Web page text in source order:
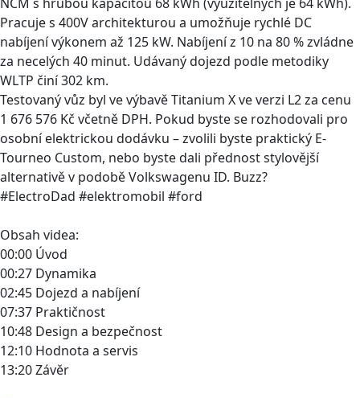
Pracuje s 400V architekturou a umožňuje rychlé DC
nabíjení výkonem až 125 kW. Nabíjení z 10 na 80 % zvládne
za necelých 40 minut. Udávaný dojezd podle metodiky
WLTP činí 302 km.
Testovaný vůz byl ve výbavě Titanium X ve verzi L2 za cenu
1 676 576 Kč včetně DPH. Pokud byste se rozhodovali pro
osobní elektrickou dodávku – zvolili byste praktický E-
Tourneo Custom, nebo byste dali přednost stylovější
alternativě v podobě Volkswagenu ID. Buzz?
#ElectroDad #elektromobil #ford
Obsah videa:
00:00 Úvod
00:27 Dynamika
02:45 Dojezd a nabíjení
07:37 Praktičnost
10:48 Design a bezpečnost
12:10 Hodnota a servis
13:20 Závěr